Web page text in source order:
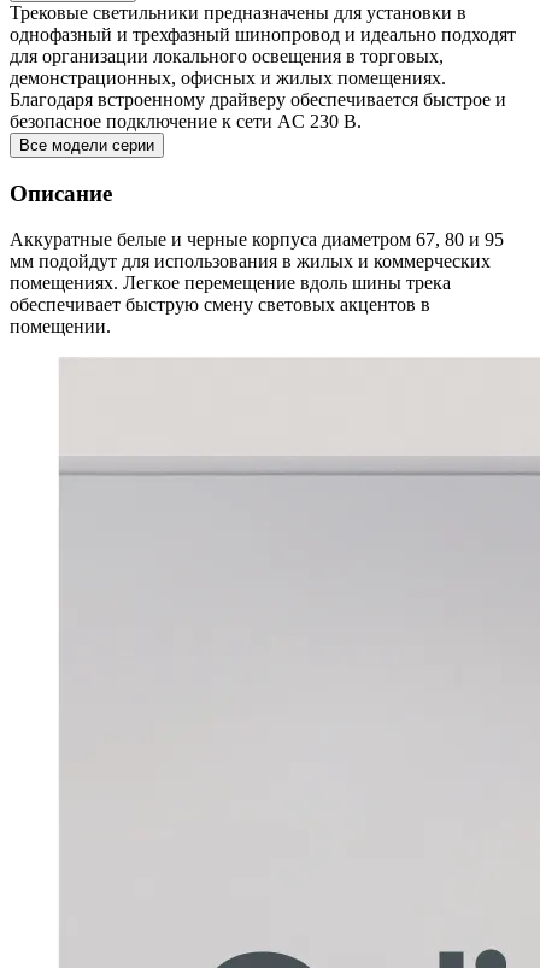
Трековые светильники предназначены для установки в
однофазный и трехфазный шинопровод и идеально подходят
для организации локального освещения в торговых,
демонстрационных, офисных и жилых помещениях.
Благодаря встроенному драйверу обеспечивается быстрое и
безопасное подключение к сети AC 230 В.
Все модели серии
Описание
Аккуратные белые и черные корпуса диаметром 67, 80 и 95
мм подойдут для использования в жилых и коммерческих
помещениях. Легкое перемещение вдоль шины трека
обеспечивает быструю смену световых акцентов в
помещении.